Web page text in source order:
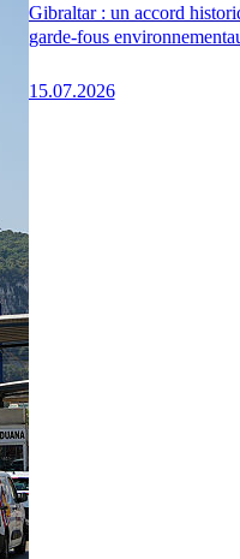
Gibraltar : un accord
garde-fous
15.07.2026